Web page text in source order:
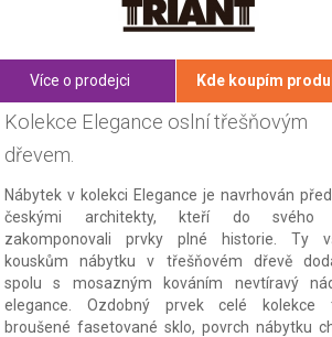
Více o prodejci Kde koupím
Kolekce Elegance oslní třešňovým
dřevem.
Nábytek v kolekci Elegance je navrhován
českými architekty, kteří do svého
zakomponovali prvky plné historie. Ty
kouskům nábytku v třešňovém dřevě
spolu s mosazným kováním nevtíravý
elegance. Ozdobný prvek celé kolekce
broušené fasetované sklo, povrch nábytku